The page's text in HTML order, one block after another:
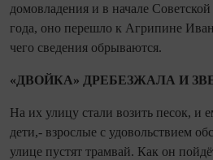
домовладения и в начале
года, оно перешло к Агрипине
чего сведения обрываются.
«ДВОЙКА» ДРЕБЕЗЖАЛА И
На их улицу стали возить песок, и
дети,- взрослые с удовольствием
улице пустят трамвай. Как он